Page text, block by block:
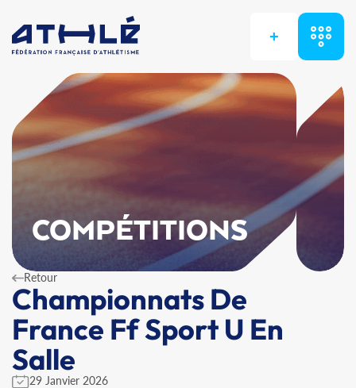
+
COMPÉTITIONS
Retour
Championnats De
France Ff Sport U En
Salle
29 Janvier 2026